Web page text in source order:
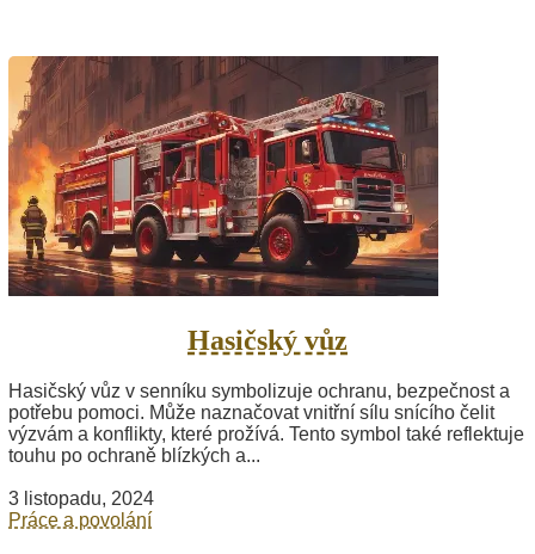
Hasičský vůz
Hasičský vůz v senníku symbolizuje ochranu, bezpečnost a
potřebu pomoci. Může naznačovat vnitřní sílu snícího čelit
výzvám a konflikty, které prožívá. Tento symbol také reflektuje
touhu po ochraně blízkých a...
3 listopadu, 2024
Práce a povolání